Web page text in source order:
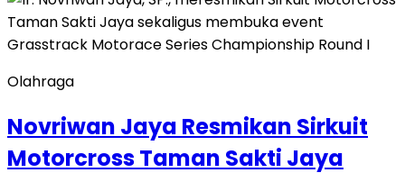
Olahraga
Novriwan Jaya Resmikan Sirkuit
Motorcross Taman Sakti Jaya